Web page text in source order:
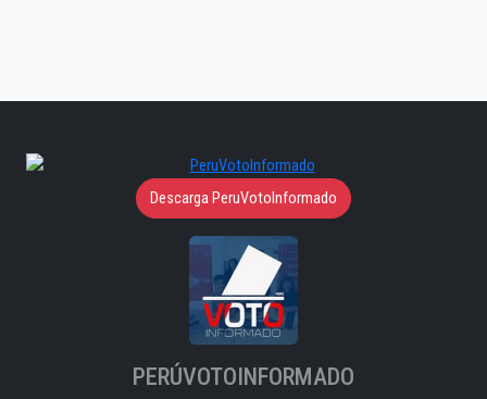
Descarga PeruVotoInformado
PERÚVOTOINFORMADO